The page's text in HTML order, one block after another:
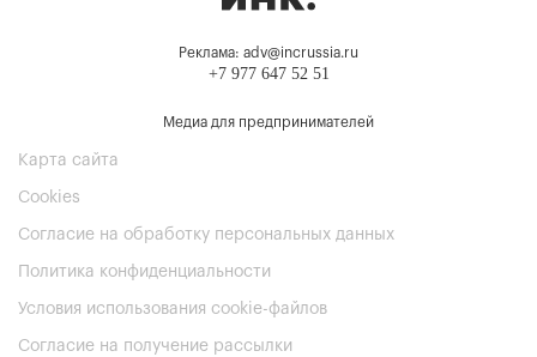
Реклама: adv@incrussia.ru
+7 977 647 52 51
Медиа для предпринимателей
Карта сайта
Cookies
Согласие на обработку персональных данных
Политика конфиденциальности
Условия использования cookie-файлов
Согласие на получение рассылки